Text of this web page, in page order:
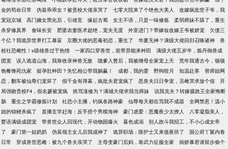
金的苟命日常
伪装乖乖女？被贵校大佬亲哭了 七零大院来了个绝色大美人
改嫁疯批世子爷，我
宠冠京城
高门嫡女黑化后，引雄竞 缘起古蜀 女主不语，只是一味修炼
柔弱师妹不舔了，重生
杀穿修真界
食味长安 肥婆农妻医术超绝，宠夫无度 外室进门？带嫁妆改嫁王爷被娇宠
欠债三
个亿？我诡异世界打工暴富
京圈大佬的恶毒初恋，重生了 华夏无神？满级大佬回归召唤诸神
兽
校社恐雌性！s级雄兽过于热情
一家四口穿兽世，崽带异能来种田
满级大佬五岁半，炼丹御兽成
团宠
误入诡道山海，我靠收录神兽无敌 随爹入赘后，我被继母全家宠上天
荒年我通古今，顿顿
饱餐馋死仇家
挺孕肚种田？失忆相公带我躺赢！ 成都，我的爱 野狗咬月 知温赴寒
替师姐网
恋，翻车被仙尊们宠坏了
假千金有弹幕，疯批夫君宠疯了 恶兽夫日日争宠，丑雌哭求放个假
开
局强吻贵校F4，假名媛被宠疯
挨骂涨修为？满城大佬求我当师妹
说我克夫？转嫁摄政王全家悔断
肠
重生之学霸修炼计划 社恐小主播，钓疯各路神豪 仙尊每天都在骂我不成器
全网禁惹！温小
姐的锦鲤杀疯了
直播玄学赶海：反手捞个男模海神 豪门虐爱：恶魔夜少太撩人
八零凝脂美人，
婴语满级成团宠
带兽世众人回现代，开动物园爆火 暮色成溺
别人政斗我招工，不小心成女帝
了
豪门第一姑奶奶 伪装领主女儿后我成神了 诡异职场：陈护士又来值夜班了
国公府丫鬟内卷
日常
穿成兽世恶雌：被九个兽夫亲哭了 主母变豪门后妈，靠武力征服全家
病娇暴君请留步偷个